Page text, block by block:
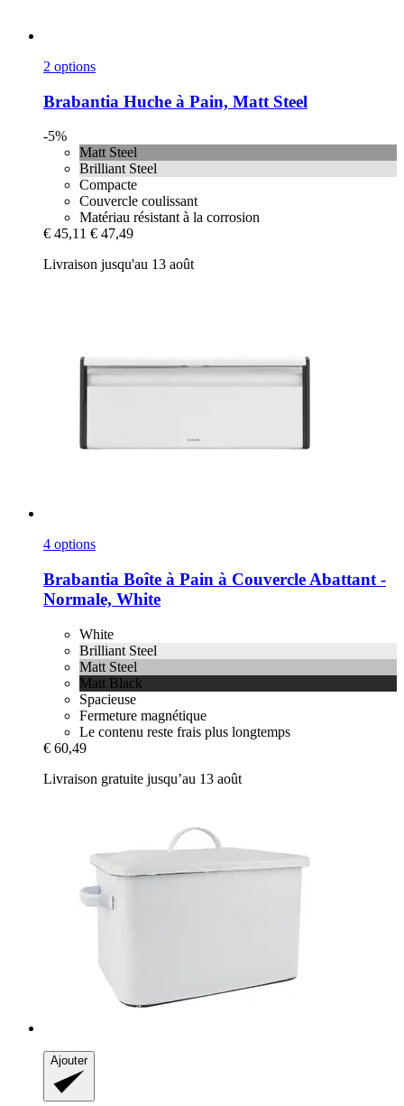
2 options
Brabantia Huche à Pain, Matt Steel
-5%
Matt Steel
Brilliant Steel
Compacte
Couvercle coulissant
Matériau résistant à la corrosion
€ 45,11 € 47,49
Livraison jusqu'au 13 août
4 options
Brabantia Boîte à Pain à Couvercle Abattant -​
Normale, White
White
Brilliant Steel
Matt Steel
Matt Black
Spacieuse
Fermeture magnétique
Le contenu reste frais plus longtemps
€ 60,49
Livraison gratuite jusqu’au 13 août
Ajouter